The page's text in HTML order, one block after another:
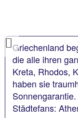
Previous
Griechenland
die alle ihren
Kreta, Rhodos,
haben sie
Städtefans: